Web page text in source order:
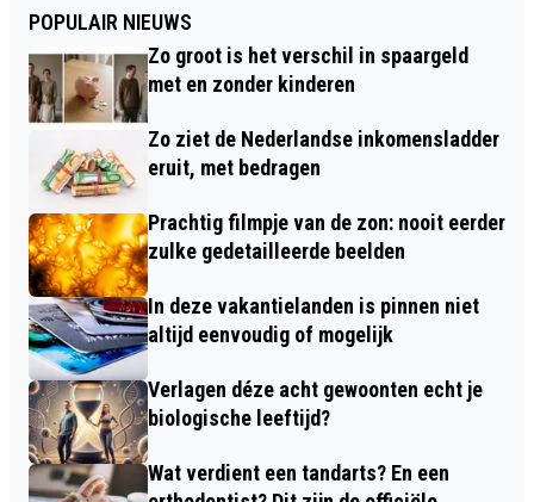
POPULAIR NIEUWS
Zo groot is het verschil in spaargeld
met en zonder kinderen
Zo ziet de Nederlandse inkomensladder
eruit, met bedragen
Prachtig filmpje van de zon: nooit eerder
zulke gedetailleerde beelden
In deze vakantielanden is pinnen niet
altijd eenvoudig of mogelijk
Verlagen déze acht gewoonten echt je
biologische leeftijd?
Wat verdient een tandarts? En een